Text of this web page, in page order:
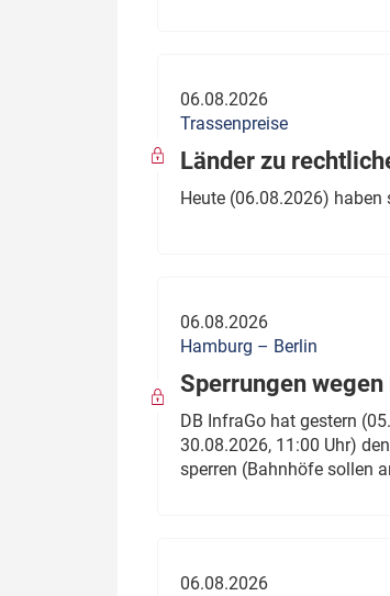
06.08.2026
Trassenpreise
Länder zu
Heute (06.08.2026)
06.08.2026
Hamburg – Berlin
Sperrungen
DB InfraGo hat gestern
30.08.2026, 11:00 Uhr)
sperren (Bahnhöfe sollen
06.08.2026